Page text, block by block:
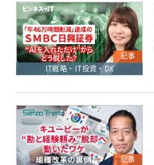
記事
IT戦略・IT投資・DX
記事